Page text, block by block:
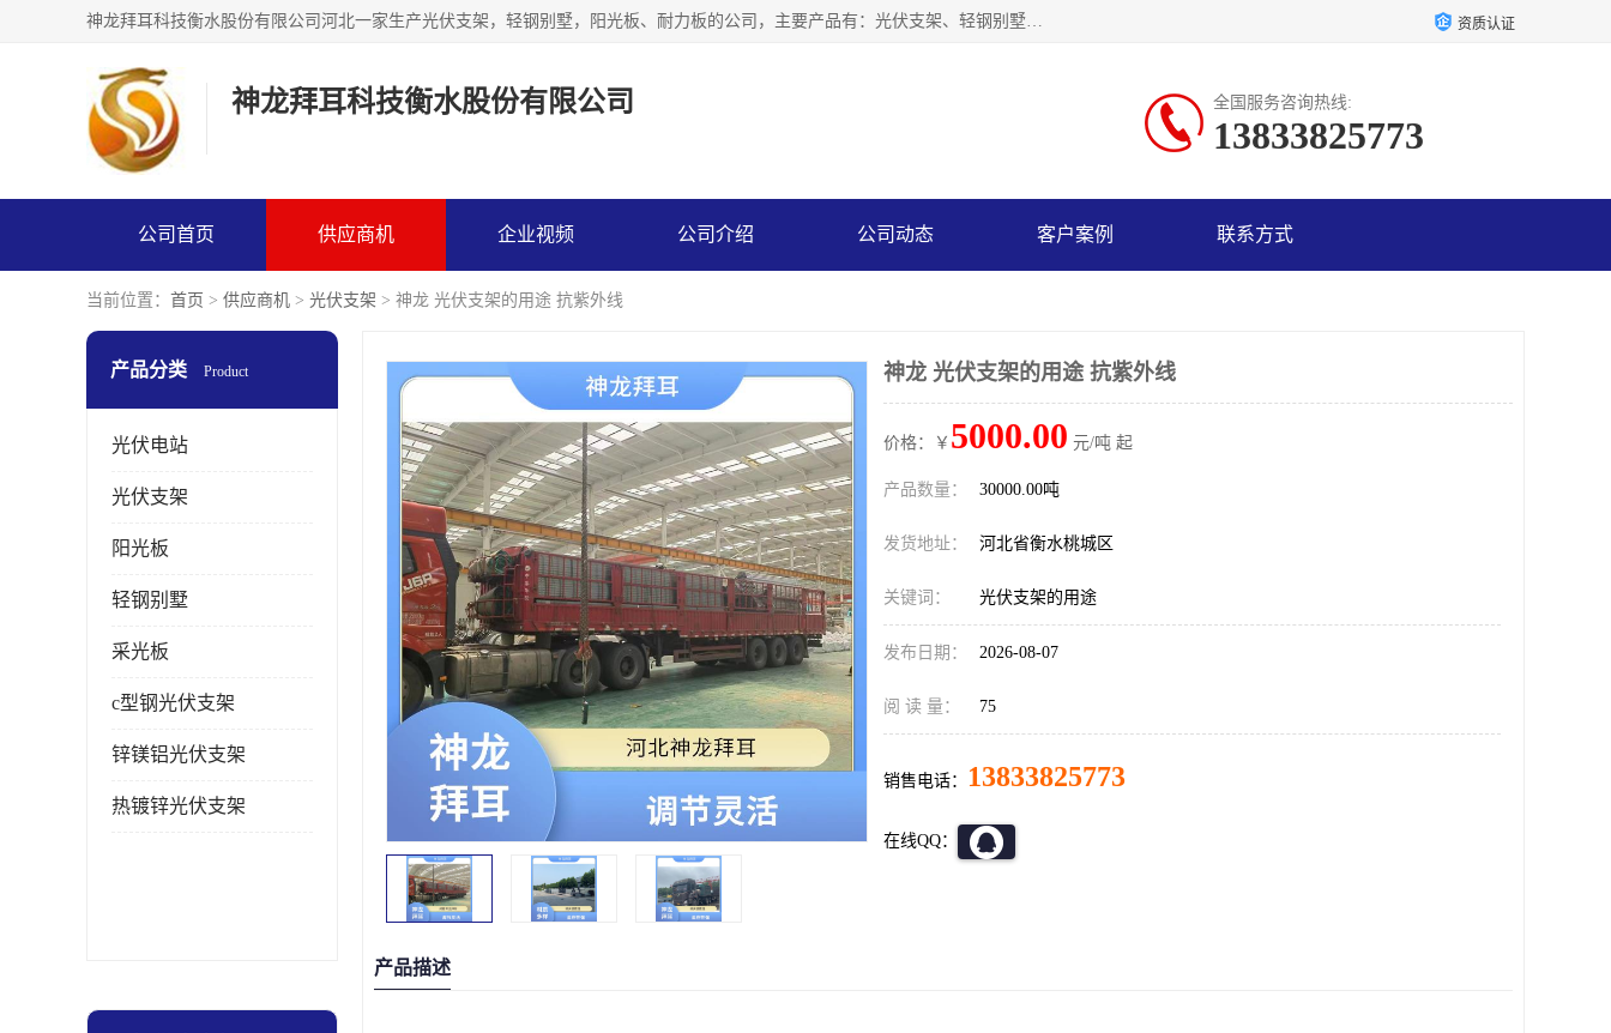
神龙拜耳科技衡水股份有限公司河北一家生产光伏支架，轻钢别墅，阳光板、耐力板的公司，主要产品有：光伏支架、轻钢别墅、阳光板、耐力板、采光板等，公司参与制定了多项标准。 资质认证
神龙拜耳科技衡水股份有限公司 全国服务咨询热线:
13833825773
公司首页 供应商机 企业视频 公司介绍 公司动态 客户案例 联系方式
当前位置： 首页 > 供应商机 > 光伏支架 > 神龙 光伏支架的用途 抗紫外线
产品分类 Product
光伏电站
光伏支架
阳光板
轻钢别墅
采光板
c型钢光伏支架
锌镁铝光伏支架
热镀锌光伏支架
神龙 光伏支架的用途 抗紫外线
价格：￥ 5000.00 元/吨 起
产品数量： 30000.00吨
发货地址： 河北省衡水桃城区
关键词： 光伏支架的用途
发布日期： 2026-08-07
阅 读 量： 75
销售电话： 13833825773
在线QQ：
产品描述